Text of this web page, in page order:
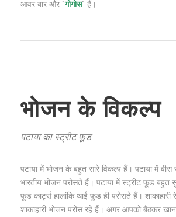
आवर बार और `गोगोस` हैं।
भोजन के विकल्प
पटाया का स्ट्रीट फूड
पटाया में भोजन के बहुत सारे विकल्प हैं। पटाया में
भारतीय भोजन परोसते हैं। पटाया में स्ट्रीट फूड बहुत
फूड कार्ट्स हालांकि थाई फूड ही परोसते हैं।
शाकाहारी भोजन परोस रहे हैं। अगर आपको बैठकर